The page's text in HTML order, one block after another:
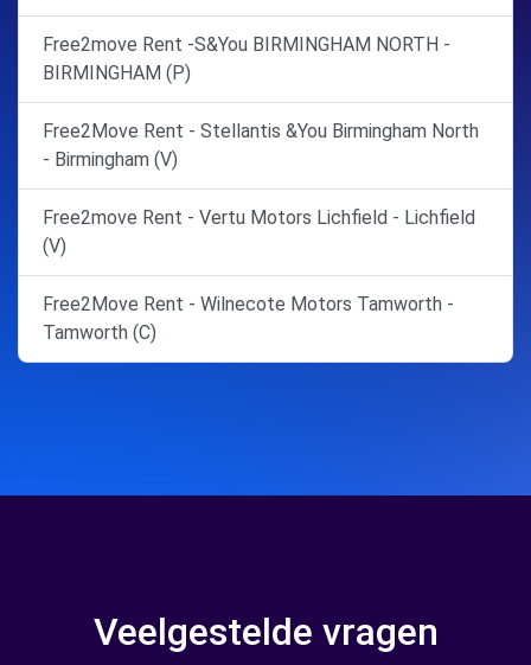
Free2move Rent -S&You BIRMINGHAM NORTH -
BIRMINGHAM (P)
Free2Move Rent - Stellantis &You Birmingham North
- Birmingham (V)
Free2move Rent - Vertu Motors Lichfield - Lichfield
(V)
Free2Move Rent - Wilnecote Motors Tamworth -
Tamworth (C)
Veelgestelde vragen